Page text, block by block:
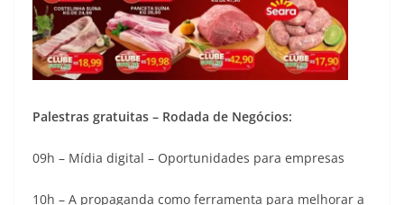
Palestras gratuitas – Rodada de Negócios:
09h – Mídia digital – Oportunidades para empresas
10h – A propaganda como ferramenta para melhorar a